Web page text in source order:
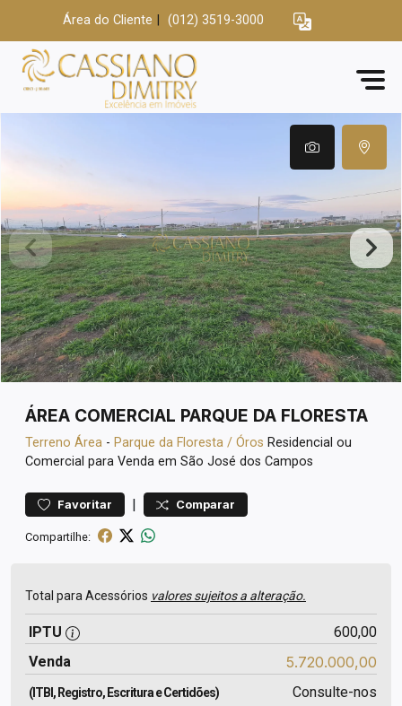
Área do Cliente (012) 3519-3000
ÁREA COMERCIAL PARQUE DA FLORESTA
Terreno Área - Parque da Floresta / Óros Residencial ou
Comercial para Venda em São José dos Campos
Favoritar | Comparar
Compartilhe:
Total para Acessórios valores sujeitos a alteração.
IPTU
600,00
Venda
5.720.000,00
(ITBI, Registro, Escritura e Certidões) Consulte-nos